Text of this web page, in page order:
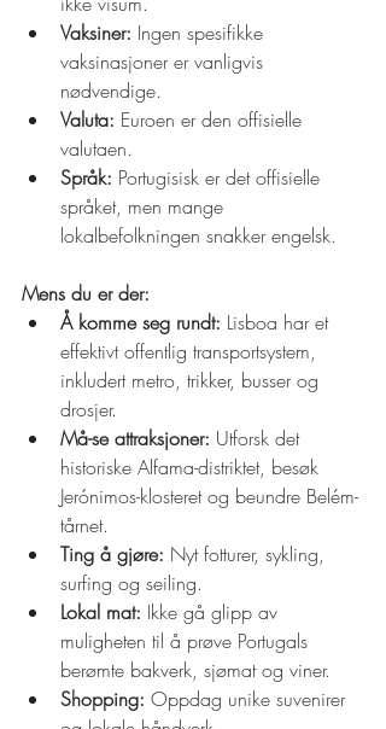
Vaksiner: Ingen spesifikke
vaksinasjoner er vanligvis
nødvendige.
Valuta: Euroen er den offisielle
valutaen.
Språk: Portugisisk er det offisielle
språket, men mange
lokalbefolkningen snakker engelsk.
Mens du er der:
Å komme seg rundt: Lisboa har et
effektivt offentlig transportsystem,
inkludert metro, trikker, busser og
drosjer.
Må-se attraksjoner: Utforsk det
historiske Alfama-distriktet, besøk
Jerónimos-klosteret og beundre Belém-
tårnet.
Ting å gjøre: Nyt fotturer, sykling,
surfing og seiling.
Lokal mat: Ikke gå glipp av
muligheten til å prøve Portugals
berømte bakverk, sjømat og viner.
Shopping: Oppdag unike suvenirer